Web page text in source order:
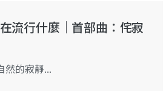
流行什麼｜首部曲：侘寂
然的寂靜...